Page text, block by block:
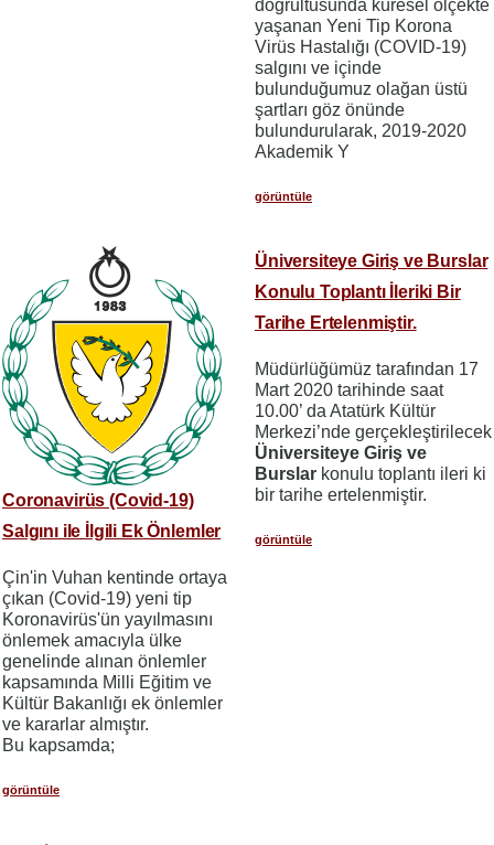
doğrultusunda küresel ölçekte
yaşanan Yeni Tip Korona
Virüs Hastalığı (COVID-19)
salgını ve içinde
bulunduğumuz olağan üstü
şartları göz önünde
bulundurularak, 2019-2020
Akademik Y
görüntüle
Coronavirüs (Covid-19)
Salgını ile İlgili Ek Önlemler
Çin'in Vuhan kentinde ortaya
çıkan (Covid-19) yeni tip
Koronavirüs'ün yayılmasını
önlemek amacıyla ülke
genelinde alınan önlemler
kapsamında Milli Eğitim ve
Kültür Bakanlığı ek önlemler
ve kararlar almıştır.
Bu kapsamda;
görüntüle
Üniversiteye Giriş ve Burslar
Konulu Toplantı İleriki Bir
Tarihe Ertelenmiştir.
Müdürlüğümüz tarafından 17
Mart 2020 tarihinde saat
10.00’ da Atatürk Kültür
Merkezi’nde gerçekleştirilecek
Üniversiteye Giriş ve
Burslar konulu toplantı ileri ki
bir tarihe ertelenmiştir.
görüntüle